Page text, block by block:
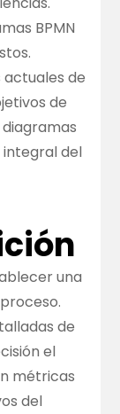
BPMN
actuales de
de
del
una
de
el
métricas
del